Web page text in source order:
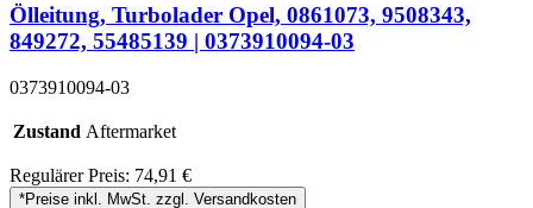
Ölleitung, Turbolader Opel, 0861073, 9508343,
849272, 55485139 | 0373910094-03
0373910094-03
Zustand Aftermarket
Regulärer Preis: 74,91 €
*Preise inkl. MwSt. zzgl. Versandkosten